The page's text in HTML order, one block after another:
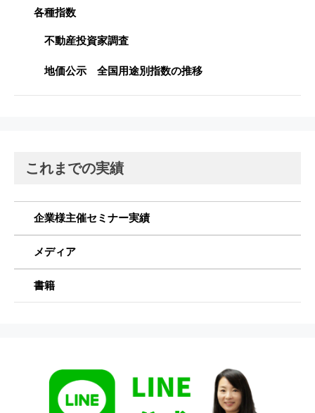
各種指数
不動産投資家調査
地価公示 全国用途別指数の推移
これまでの実績
企業様主催セミナー実績
メディア
書籍